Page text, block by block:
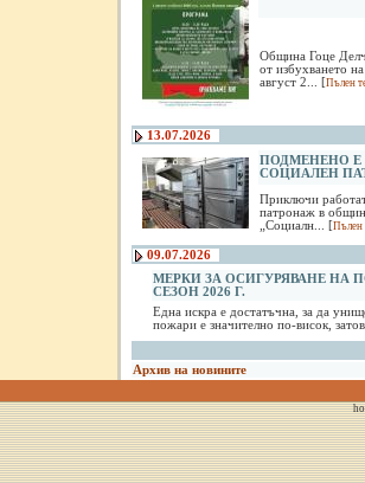
Община Гоце
от избухването
август 2... [Пълен
13.07.2026
ПОДМЕНЕНО Е
СОЦИАЛЕН
Приключи
патронаж в
„Социалн... [Пълен
09.07.2026
МЕРКИ ЗА ОСИГУРЯВАНЕ НА
СЕЗОН 2026 Г.
Една искра е достатъчна, за да
пожари е значително по-висок,
Архив на новините